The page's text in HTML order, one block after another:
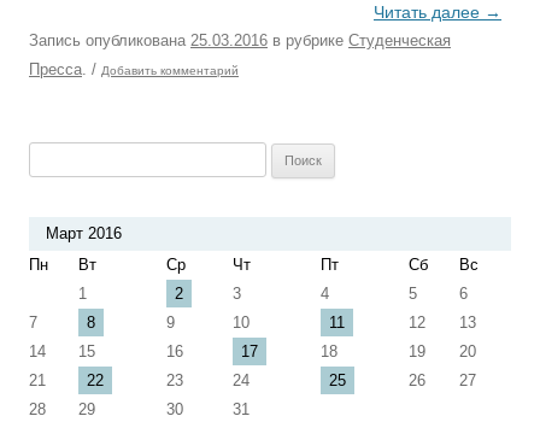
Читать далее →
Запись опубликована 25.03.2016 в рубрике Студенческая
Пресса / Добавить комментарий
Март 2016
Пн
Вт Ср Чт Пт Сб
Вс
1
2 3 4 5
6
7
8 9 10 11 12
13
14
15 16 17 18 19
20
21
22 23 24 25 26
27
28
29 30 31